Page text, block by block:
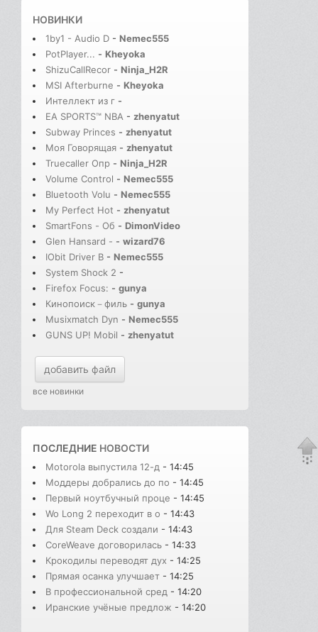
НОВИНКИ
1by1 - Audio D - Nemec555
PotPlayer... - Kheyoka
ShizuCallRecor - Ninja_H2R
MSI Afterburne - Kheyoka
Интеллект из г -
EA SPORTS™ NBA - zhenyatut
Subway Princes - zhenyatut
Моя Говорящая - zhenyatut
Truecaller Опр - Ninja_H2R
Volume Control - Nemec555
Bluetooth Volu - Nemec555
My Perfect Hot - zhenyatut
SmartFons - Об - DimonVideo
Glen Hansard - - wizard76
IObit Driver B - Nemec555
System Shock 2 -
Firefox Focus: - gunya
Кинопоиск－филь - gunya
Musixmatch Dyn - Nemec555
GUNS UP! Mobil - zhenyatut
добавить файл
все новинки
ПОСЛЕДНИЕ НОВОСТИ
Motorola выпустила 12-д - 14:45
Моддеры добрались до по - 14:45
Первый ноутбучный проце - 14:45
Wo Long 2 переходит в о - 14:43
Для Steam Deck создали - 14:43
CoreWeave договорилась - 14:33
Крокодилы переводят дух - 14:25
Прямая осанка улучшает - 14:25
В профессиональной сред - 14:20
Иранские учёные предлож - 14:20